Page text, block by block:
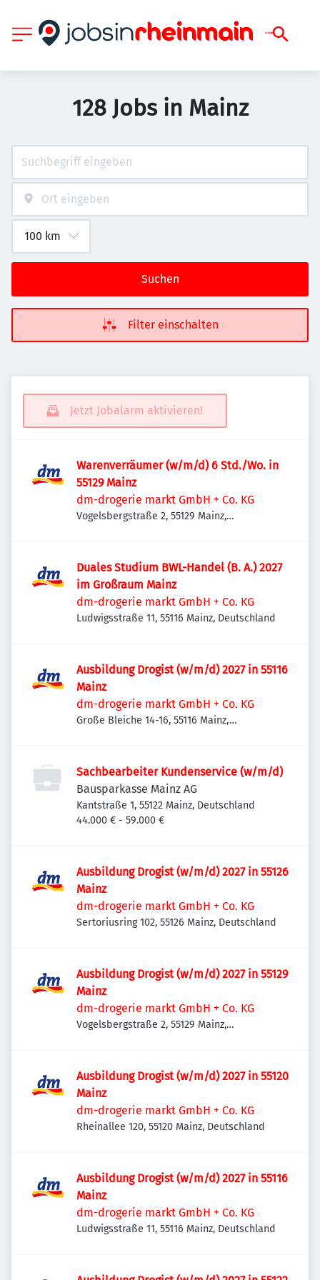
128 Jobs in Mainz
Suchen
Filter einschalten
Jetzt Jobalarm aktivieren!
Warenverräumer (w/m/d) 6 Std./Wo. in
55129 Mainz
dm-drogerie markt GmbH + Co. KG
Vogelsbergstraße 2, 55129 Mainz,
Duales Studium BWL-Handel (B. A.) 2027
im Großraum Mainz
dm-drogerie markt GmbH + Co. KG
Ludwigsstraße 11, 55116 Mainz, Deutschland
Ausbildung Drogist (w/m/d) 2027 in 55116
Mainz
dm-drogerie markt GmbH + Co. KG
Große Bleiche 14-16, 55116 Mainz,
Sachbearbeiter Kundenservice (w/m/d)
Bausparkasse Mainz AG
Kantstraße 1, 55122 Mainz, Deutschland
44.000 € - 59.000 €
Ausbildung Drogist (w/m/d) 2027 in 55126
Mainz
dm-drogerie markt GmbH + Co. KG
Sertoriusring 102, 55126 Mainz, Deutschland
Ausbildung Drogist (w/m/d) 2027 in 55129
Mainz
dm-drogerie markt GmbH + Co. KG
Vogelsbergstraße 2, 55129 Mainz,
Ausbildung Drogist (w/m/d) 2027 in 55120
Mainz
dm-drogerie markt GmbH + Co. KG
Rheinallee 120, 55120 Mainz, Deutschland
Ausbildung Drogist (w/m/d) 2027 in 55116
Mainz
dm-drogerie markt GmbH + Co. KG
Ludwigsstraße 11, 55116 Mainz, Deutschland